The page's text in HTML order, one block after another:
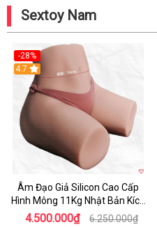
Sextoy Nam
-28%
4.7
Âm Đạo Giả Silicon Cao Cấp
Hình Mông 11Kg Nhật Bản Kích
Thước Như Thật
4.500.000₫ 6.250.000₫